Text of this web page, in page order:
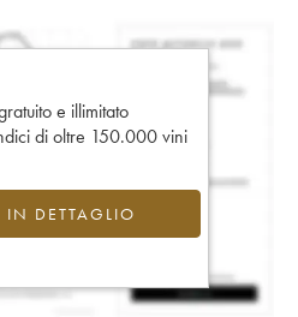
e illimitato
di oltre 150.000 vini
DETTAGLIO